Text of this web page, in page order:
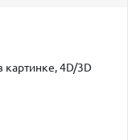
картинке, 4D/3D